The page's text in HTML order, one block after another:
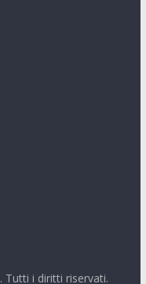
. Tutti i diritti riservati.